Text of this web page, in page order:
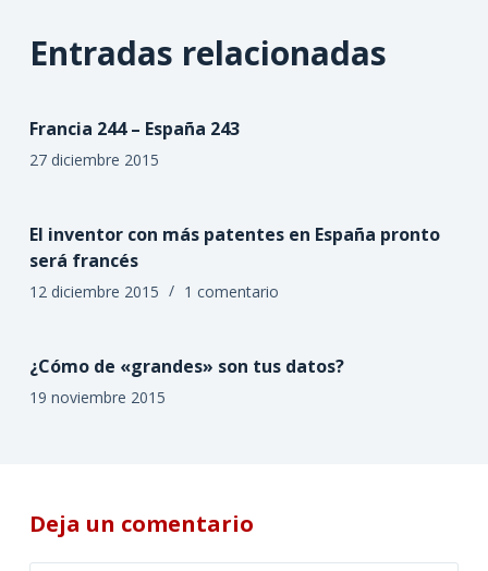
Entradas relacionadas
Francia 244 – España 243
27 diciembre 2015
El inventor con más patentes en España pronto
será francés
12 diciembre 2015 1 comentario
¿Cómo de «grandes» son tus datos?
19 noviembre 2015
Deja un comentario